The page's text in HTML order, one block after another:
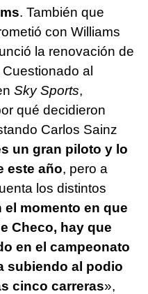
. También que
con Williams
la renovación de
Cuestionado al
Sky Sports,
qué decidieron
Carlos Sainz
un gran piloto y lo
este año, pero a
los distintos
el momento en que
Checo, hay que
en el campeonato
subiendo al podio
cinco carreras»,